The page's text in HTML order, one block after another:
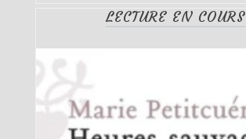
LECTURE EN COURS